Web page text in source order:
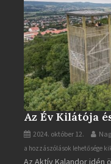
Az Év Kilátója
2024. október 12.
Az
Év
a hozzászólások lehetősége